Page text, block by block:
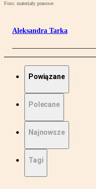
Foto: materiały prasowe
Aleksandra Tarka
Powiązane
Polecane
Najnowsze
Tagi